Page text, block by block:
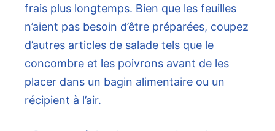
frais plus longtemps. Bien que les feuilles
n’aient pas besoin d’être préparées, coupez
d’autres articles de salade tels que le
concombre et les poivrons avant de les
placer dans un bagin alimentaire ou un
récipient à l’air.